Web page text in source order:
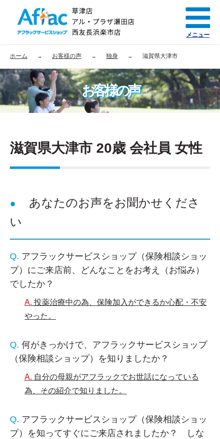
ホーム お客様の声 独身 滋賀県大津市
お客様の声
滋賀県大津市 20歳 会社員 女性
あなたのお声をお聞かせくださ
い
アフラックサービスショップ（保険相談ショッ
プ）にご来店前、どんなことをお考え（お悩み）
でしたか？
投薬治療中の為、保険加入ができるか心配・不安
やった。
何がきっかけで、アフラックサービスショップ
（保険相談ショップ）を知りましたか？
自分の母親がアフラックでお世話になっている
為、その紹介で知りました。
アフラックサービスショップ（保険相談ショッ
プ）を知ってすぐにご来店されましたか？ しな
メニュー